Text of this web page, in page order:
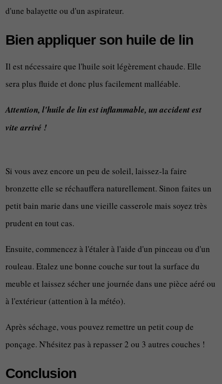
d'une balayette ou d'un aspirateur.
Bien appliquer son huile de lin
Il est nécessaire que l'huile soit légèrement chaude. Elle
sera plus fluide et donc plus facilement malléable.
Attention, l'huile de lin est inflammable, un accident est
vite arrivé !
Si vous avez encore un peu de soleil, laissez-la faire
bronzette elle se réchauffera naturellement. Sinon faites un
petit bain marie dans une vieille casserole mais soyez très
prudent en tout cas.
Ensuite, commencez à l'étaler à l'aide d'un pinceau ou d'un
rouleau. Etalez une bonne couche sur tout la surface du
meuble et laissez sécher une journée dans une pièce aéré ou
à l'extérieur (attention à la météo).
Après séchage, vous pouvez remettre un petit coup de
ponçage. N'hésitez pas à repasser 2 ou 3 autres couches !
Conclusion